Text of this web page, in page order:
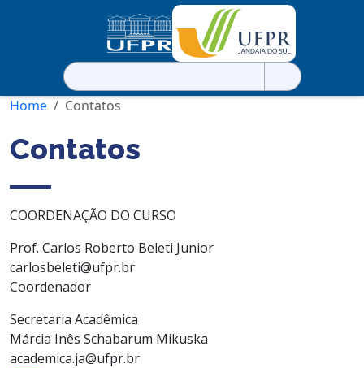
Pesquisar
por:
Home
Contatos
Contatos
COORDENAÇÃO DO CURSO
Prof. Carlos Roberto Beleti Junior
carlosbeleti@ufpr.br
Coordenador
Secretaria Acadêmica
Márcia Inês Schabarum Mikuska
academica.ja@ufpr.br